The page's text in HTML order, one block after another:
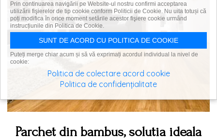
Parchet din bambus, solutia ideala
Prin continuarea navigării pe Website-ul nostru confirmi acceptarea
utilizării fişierelor de tip cookie conform Politicii de Cookie. Nu uita totuși că
poți modifica în orice moment setările acestor fişiere cookie urmând
instrucțiunile din Politica de Cookie.
SUNT DE ACORD CU POLITICA DE COOKIE
Puteți merge chiar acum și să vă exprimați acordul individual la nivel de
cookie:
Politica de colectare acord cookie
Politica de confidențialitate